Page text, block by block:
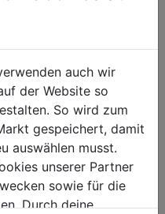
Service
auch wir
der Website so
So wird zum
gespeichert, damit
auswählen musst.
unserer Partner
sowie für die
Durch deine